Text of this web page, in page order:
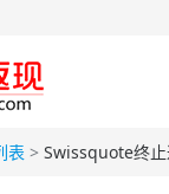
表 > Swissquote终止